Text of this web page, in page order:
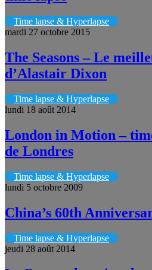
Time lapse & Hyperlapse
mardi 27 octobre 2015
The Seasons – Le
d’Alastair Dixon
Time lapse & Hyperlapse
lundi 18 août 2014
London in Motion –
de Londres
Time lapse & Hyperlapse
lundi 5 octobre 2009
China’s 60th
Time lapse & Hyperlapse
jeudi 28 août 2014